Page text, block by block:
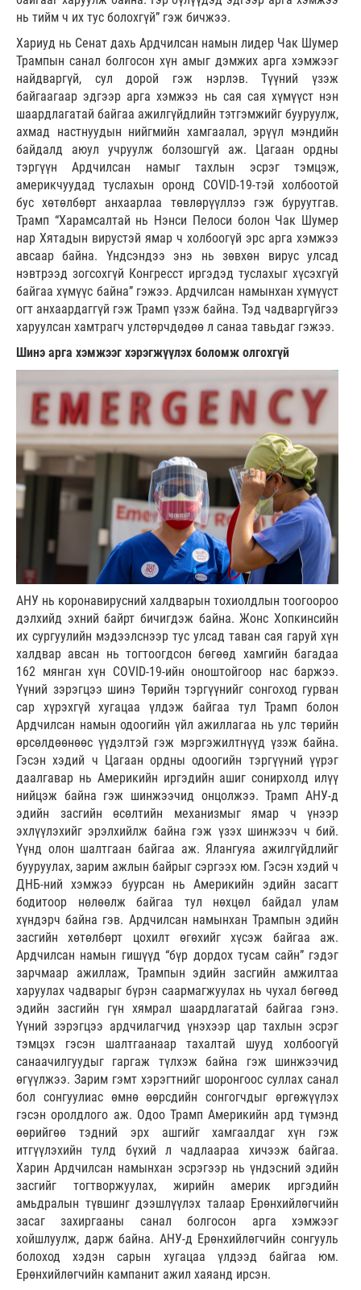
нь тийм ч их тус болохгүй” гэж бичжээ.
Хариуд нь Сенат дахь Ардчилсан намын лидер Чак Шумер
Трампын санал болгосон хүн амыг дэмжих арга хэмжээг
найдваргүй, сул дорой гэж нэрлэв. Түүний үзэж
байгаагаар эдгээр арга хэмжээ нь сая сая хүмүүст нэн
шаардлагатай байгаа ажилгүйдлийн тэтгэмжийг бууруулж,
ахмад настнуудын нийгмийн хамгаалал, эрүүл мэндийн
байдалд аюул учруулж болзошгүй аж. Цагаан ордны
тэргүүн Ардчилсан намыг тахлын эсрэг тэмцэж,
америкчуудад туслахын оронд COVID-19-тэй холбоотой
бус хөтөлбөрт анхаарлаа төвлөрүүллээ гэж буруутгав.
Трамп “Харамсалтай нь Нэнси Пелоси болон Чак Шумер
нар Хятадын вирустэй ямар ч холбоогүй эрс арга хэмжээ
авсаар байна. Үндсэндээ энэ нь зөвхөн вирус улсад
нэвтрээд зогсохгүй Конгресст иргэдэд туслахыг хүсэхгүй
байгаа хүмүүс байна” гэжээ. Ардчилсан намынхан хүмүүст
огт анхаардаггүй гэж Трамп үзэж байна. Тэд чадваргүйгээ
харуулсан хамтрагч улстөрчдөдөө л санаа тавьдаг гэжээ.
Шинэ арга хэмжээг хэрэгжүүлэх боломж олгохгүй
АНУ нь коронавирусний халдварын тохиолдлын тоогоороо
дэлхийд эхний байрт бичигдэж байна. Жонс Хопкинсийн
их сургуулийн мэдээлснээр тус улсад таван сая гаруй хүн
халдвар авсан нь тогтоогдсон бөгөөд хамгийн багадаа
162 мянган хүн COVID-19-ийн оноштойгоор нас баржээ.
Үүний зэрэгцээ шинэ Төрийн тэргүүнийг сонгоход гурван
сар хүрэхгүй хугацаа үлдэж байгаа тул Трамп болон
Ардчилсан намын одоогийн үйл ажиллагаа нь улс төрийн
өрсөлдөөнөөс үүдэлтэй гэж мэргэжилтнүүд үзэж байна.
Гэсэн хэдий ч Цагаан ордны одоогийн тэргүүний үүрэг
даалгавар нь Америкийн иргэдийн ашиг сонирхолд илүү
нийцэж байна гэж шинжээчид онцолжээ. Трамп АНУ-д
эдийн засгийн өсөлтийн механизмыг ямар ч үнээр
эхлүүлэхийг эрэлхийлж байна гэж үзэх шинжээч ч бий.
Үүнд олон шалтгаан байгаа аж. Ялангуяа ажилгүйдлийг
бууруулах, зарим ажлын байрыг сэргээх юм. Гэсэн хэдий ч
ДНБ-ний хэмжээ буурсан нь Америкийн эдийн засагт
бодитоор нөлөөлж байгаа тул нөхцөл байдал улам
хүндэрч байна гэв. Ардчилсан намынхан Трампын эдийн
засгийн хөтөлбөрт цохилт өгөхийг хүсэж байгаа аж.
Ардчилсан намын гишүүд “бүр дордох тусам сайн” гэдэг
зарчмаар ажиллаж, Трампын эдийн засгийн амжилтаа
харуулах чадварыг бүрэн саармагжуулах нь чухал бөгөөд
эдийн засгийн гүн хямрал шаардлагатай байгаа гэнэ.
Үүний зэрэгцээ ардчилагчид үнэхээр цар тахлын эсрэг
тэмцэх гэсэн шалтгаанаар тахалтай шууд холбоогүй
санаачилгуудыг гаргаж түлхэж байна гэж шинжээчид
өгүүлжээ. Зарим гэмт хэрэгтнийг шоронгоос суллах санал
бол сонгуулиас өмнө өөрсдийн сонгогчдыг өргөжүүлэх
гэсэн оролдлого аж. Одоо Трамп Америкийн ард түмэнд
өөрийгөө тэдний эрх ашгийг хамгаалдаг хүн гэж
итгүүлэхийн тулд бүхий л чадлаараа хичээж байгаа.
Харин Ардчилсан намынхан эсрэгээр нь үндэсний эдийн
засгийг тогтворжуулах, жирийн америк иргэдийн
амьдралын түвшинг дээшлүүлэх талаар Ерөнхийлөгчийн
засаг захиргааны санал болгосон арга хэмжээг
хойшлуулж, дарж байна. АНУ-д Ерөнхийлөгчийн сонгууль
болоход хэдэн сарын хугацаа үлдээд байгаа юм.
Ерөнхийлөгчийн кампанит ажил хаяанд ирсэн.